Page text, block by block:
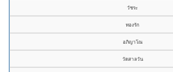
วัชระ
ทองรัก
อภิญาโณ
วัดสาลวัน